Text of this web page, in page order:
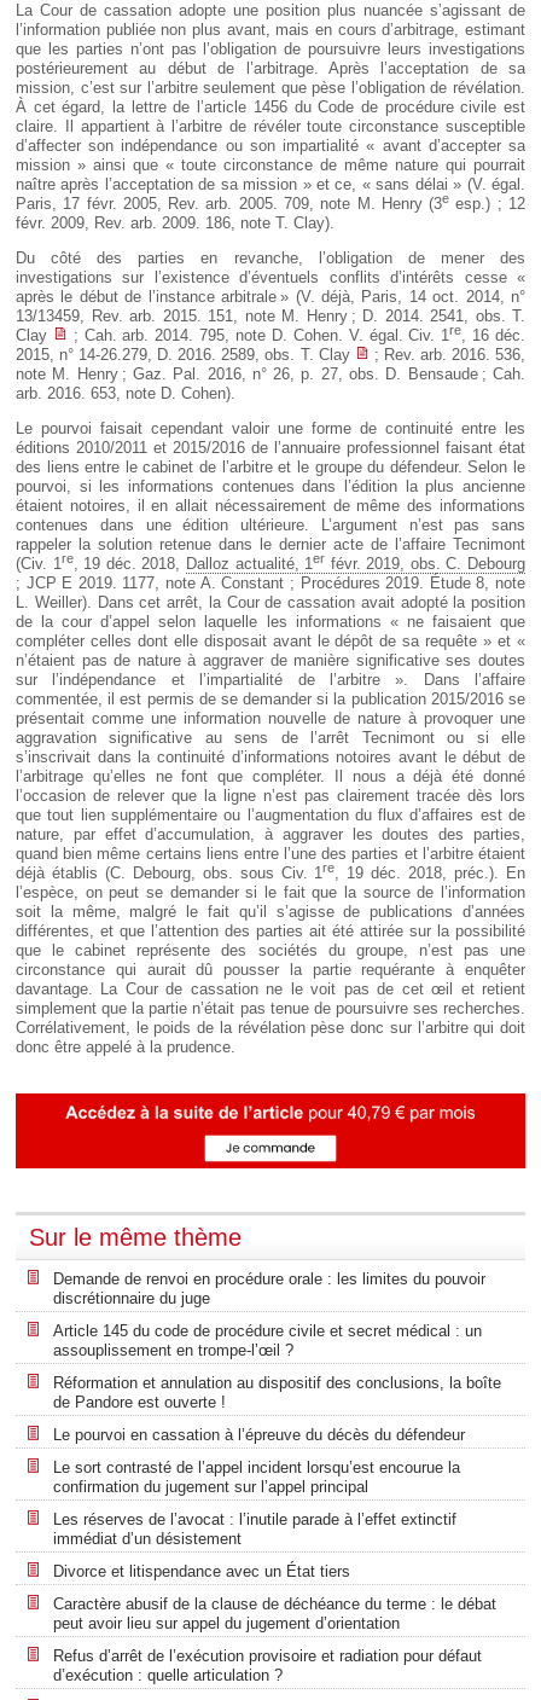
La Cour de cassation adopte une position plus nuancée s’agissant de
l’information publiée non plus avant, mais en cours d’arbitrage, estimant
que les parties n’ont pas l’obligation de poursuivre leurs investigations
postérieurement au début de l’arbitrage. Après l’acceptation de sa
mission, c’est sur l’arbitre seulement que pèse l’obligation de révélation.
À cet égard, la lettre de l’article 1456 du Code de procédure civile est
claire. Il appartient à l’arbitre de révéler toute circonstance susceptible
d’affecter son indépendance ou son impartialité « avant d’accepter sa
mission » ainsi que « toute circonstance de même nature qui pourrait
naître après l’acceptation de sa mission » et ce, « sans délai » (V. égal.
Paris, 17 févr. 2005, Rev. arb. 2005. 709, note M. Henry (3e esp.) ; 12
févr. 2009, Rev. arb. 2009. 186, note T. Clay).
Du côté des parties en revanche, l’obligation de mener des
investigations sur l’existence d’éventuels conflits d’intérêts cesse «
après le début de l’instance arbitrale » (V. déjà, Paris, 14 oct. 2014, n°
13/13459, Rev. arb. 2015. 151, note M. Henry ; D. 2014. 2541, obs. T.
Clay
; Cah. arb. 2014. 795, note D. Cohen. V. égal. Civ. 1re, 16 déc.
2015, n° 14-26.279, D. 2016. 2589, obs. T. Clay
; Rev. arb. 2016. 536,
note M. Henry ; Gaz. Pal. 2016, n° 26, p. 27, obs. D. Bensaude ; Cah.
arb. 2016. 653, note D. Cohen).
Le pourvoi faisait cependant valoir une forme de continuité entre les
éditions 2010/2011 et 2015/2016 de l’annuaire professionnel faisant état
des liens entre le cabinet de l’arbitre et le groupe du défendeur. Selon le
pourvoi, si les informations contenues dans l’édition la plus ancienne
étaient notoires, il en allait nécessairement de même des informations
contenues dans une édition ultérieure. L’argument n’est pas sans
rappeler la solution retenue dans le dernier acte de l’affaire Tecnimont
(Civ. 1re, 19 déc. 2018, Dalloz actualité, 1er févr. 2019, obs. C. Debourg
; JCP E 2019. 1177, note A. Constant ; Procédures 2019. Étude 8, note
L. Weiller). Dans cet arrêt, la Cour de cassation avait adopté la position
de la cour d’appel selon laquelle les informations « ne faisaient que
compléter celles dont elle disposait avant le dépôt de sa requête » et «
n’étaient pas de nature à aggraver de manière significative ses doutes
sur l’indépendance et l’impartialité de l’arbitre ». Dans l’affaire
commentée, il est permis de se demander si la publication 2015/2016 se
présentait comme une information nouvelle de nature à provoquer une
aggravation significative au sens de l’arrêt Tecnimont ou si elle
s’inscrivait dans la continuité d’informations notoires avant le début de
l’arbitrage qu’elles ne font que compléter. Il nous a déjà été donné
l’occasion de relever que la ligne n’est pas clairement tracée dès lors
que tout lien supplémentaire ou l’augmentation du flux d’affaires est de
nature, par effet d’accumulation, à aggraver les doutes des parties,
quand bien même certains liens entre l’une des parties et l’arbitre étaient
déjà établis (C. Debourg, obs. sous Civ. 1re, 19 déc. 2018, préc.). En
l’espèce, on peut se demander si le fait que la source de l’information
soit la même, malgré le fait qu’il s’agisse de publications d’années
différentes, et que l’attention des parties ait été attirée sur la possibilité
que le cabinet représente des sociétés du groupe, n’est pas une
circonstance qui aurait dû pousser la partie requérante à enquêter
davantage. La Cour de cassation ne le voit pas de cet œil et retient
simplement que la partie n’était pas tenue de poursuivre ses recherches.
Corrélativement, le poids de la révélation pèse donc sur l’arbitre qui doit
donc être appelé à la prudence.
Sur le même thème
Demande de renvoi en procédure orale : les limites du pouvoir
discrétionnaire du juge
Article 145 du code de procédure civile et secret médical : un
assouplissement en trompe-l’œil ?
Réformation et annulation au dispositif des conclusions, la boîte
de Pandore est ouverte !
Le pourvoi en cassation à l’épreuve du décès du défendeur
Le sort contrasté de l’appel incident lorsqu’est encourue la
confirmation du jugement sur l’appel principal
Les réserves de l’avocat : l’inutile parade à l’effet extinctif
immédiat d’un désistement
Divorce et litispendance avec un État tiers
Caractère abusif de la clause de déchéance du terme : le débat
peut avoir lieu sur appel du jugement d’orientation
Refus d’arrêt de l’exécution provisoire et radiation pour défaut
d’exécution : quelle articulation ?